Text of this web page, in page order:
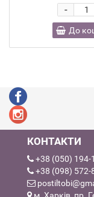
-
До
КОНТАКТИ
+38 (050) 194-
+38 (098) 572-